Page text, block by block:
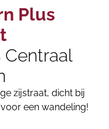
Plus
Centraal
zijstraat, dicht bij
een wandeling!